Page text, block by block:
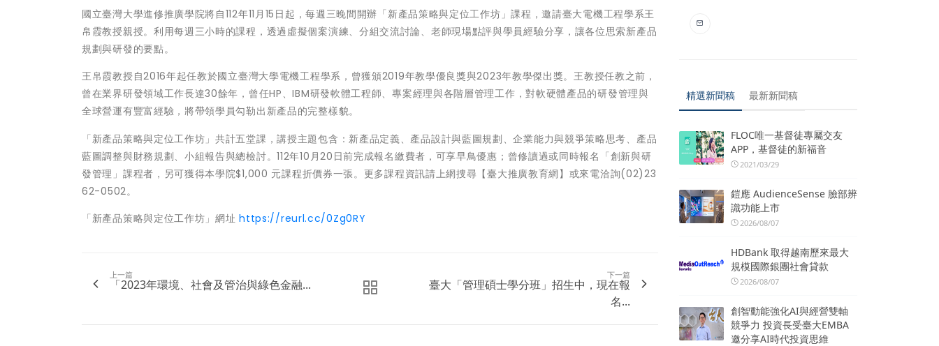
國立臺灣大學進修推廣學院將自112年11月15日起，每週三晚間開辦「新產品策略與定位工作坊」課程，邀請臺大電機工程學系王
帛霞教授親授。利用每週三小時的課程，透過虛擬個案演練、分組交流討論、老師現場點評與學員經驗分享，讓各位思索新產品
規劃與研發的要點。
王帛霞教授自2016年起任教於國立臺灣大學電機工程學系，曾獲頒2019年教學優良獎與2023年教學傑出獎。王教授任教之前，
曾在業界研發領域工作長達30餘年，曾任HP、IBM研發軟體工程師、專案經理與各階層管理工作，對軟硬體產品的研發管理與
全球營運有豐富經驗，將帶領學員勾勒出新產品的完整樣貌。
「新產品策略與定位工作坊」共計五堂課，講授主題包含：新產品定義、產品設計與藍圖規劃、企業能力與競爭策略思考、產品
藍圖調整與財務規劃、小組報告與總檢討。112年10月20日前完成報名繳費者，可享早鳥優惠；曾修讀過或同時報名「創新與研
發管理」課程者，另可獲得本學院$1,000 元課程折價券一張。更多課程資訊請上網捜尋【臺大推廣教育網】或來電洽詢(02)23
62-0502。
「新產品策略與定位工作坊」網址https://reurl.cc/0Zg0RY
上一篇
「2023年環境、社會及管治與綠色金融...
下一篇
臺大「管理碩士學分班」招生中，現在報
名...
精選新聞稿 最新新聞稿
FLOC唯一基督徒專屬交友
APP，基督徒的新福音
2021/03/29
鎧應 AudienceSense 臉部辨
識功能上市
2026/08/07
HDBank 取得越南歷來最大
規模國際銀團社會貸款
2026/08/07
創智動能強化AI與經營雙軸
競爭力 投資長受臺大EMBA
邀分享AI時代投資思維